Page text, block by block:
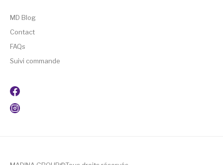
MD Blog
Contact
FAQs
Suivi commande